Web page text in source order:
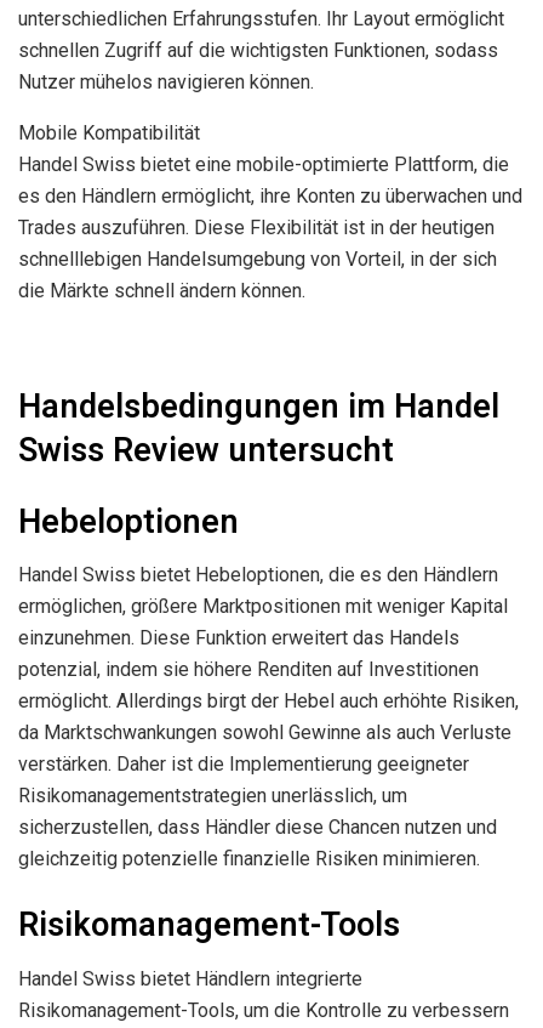
unterschiedlichen Erfahrungsstufen. Ihr Layout ermöglicht
schnellen Zugriff auf die wichtigsten Funktionen, sodass
Nutzer mühelos navigieren können.
Mobile Kompatibilität
Handel Swiss bietet eine mobile-optimierte Plattform, die
es den Händlern ermöglicht, ihre Konten zu überwachen und
Trades auszuführen. Diese Flexibilität ist in der heutigen
schnelllebigen Handelsumgebung von Vorteil, in der sich
die Märkte schnell ändern können.
Handelsbedingungen im Handel
Swiss Review untersucht
Hebeloptionen
Handel Swiss bietet Hebeloptionen, die es den Händlern
ermöglichen, größere Marktpositionen mit weniger Kapital
einzunehmen. Diese Funktion erweitert das Handels
potenzial, indem sie höhere Renditen auf Investitionen
ermöglicht. Allerdings birgt der Hebel auch erhöhte Risiken,
da Marktschwankungen sowohl Gewinne als auch Verluste
verstärken. Daher ist die Implementierung geeigneter
Risikomanagementstrategien unerlässlich, um
sicherzustellen, dass Händler diese Chancen nutzen und
gleichzeitig potenzielle finanzielle Risiken minimieren.
Risikomanagement-Tools
Handel Swiss bietet Händlern integrierte
Risikomanagement-Tools, um die Kontrolle zu verbessern